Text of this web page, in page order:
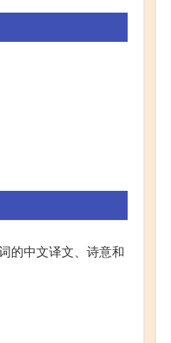
的中文译文、诗意和